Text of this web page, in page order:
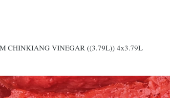
CHINKIANG VINEGAR ((3.79L)) 4x3.79L